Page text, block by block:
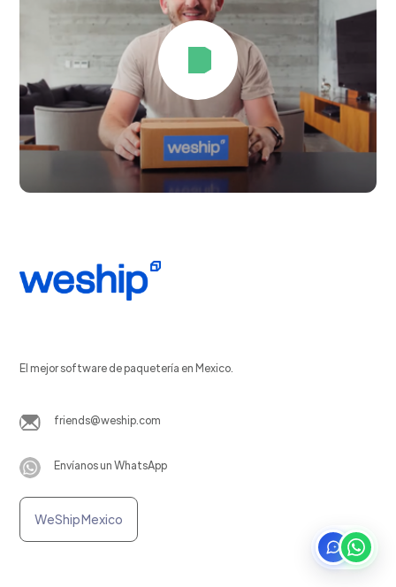
El mejor software de paquetería en Mexico.
friends@weship.com
Envíanos un WhatsApp
WeShip Mexico